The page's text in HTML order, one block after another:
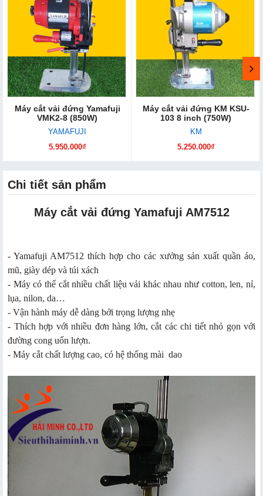
Máy cắt vải đứng Yamafuji
VMK2-8 (850W)
YAMAFUJI
5.950.000₫
Máy cắt vải đứng KM KSU-
103 8 inch (750W)
KM
5.250.000₫
Chi tiết sản phẩm
Máy cắt vải đứng Yamafuji AM7512
- Yamafuji AM7512 thích hợp cho các xưởng sản xuất quần áo,
mũ, giày dép và túi xách
- Máy có thể cắt nhiều chất liệu vải khác nhau như cotton, len, nỉ,
lụa, nilon, da…
- Vận hành máy dễ dàng bởi trọng lượng nhẹ
- Thích hợp với nhiều đơn hàng lớn, cắt các chi tiết nhỏ gọn với
đường cong uốn lượn.
- Máy cắt chất lượng cao, có hệ thống mài dao